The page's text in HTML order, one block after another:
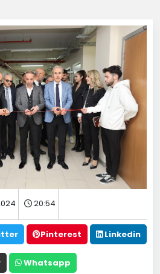
20:54
Pinterest Linkedin
Whatsapp